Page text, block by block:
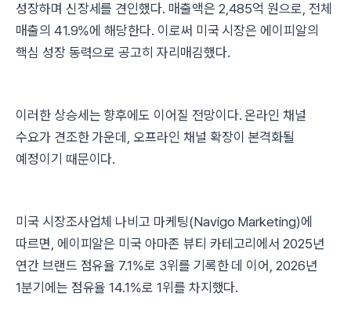
성장하며 신장세를 견인했다. 매출액은 2,485억 원으로, 전체
매출의 41.9%에 해당한다. 이로써 미국 시장은 에이피알의
핵심 성장 동력으로 공고히 자리매김했다.
이러한 상승세는 향후에도 이어질 전망이다. 온라인 채널
수요가 견조한 가운데, 오프라인 채널 확장이 본격화될
예정이기 때문이다.
미국 시장조사업체 나비고 마케팅(Navigo Marketing)에
따르면, 에이피알은 미국 아마존 뷰티 카테고리에서 2025년
연간 브랜드 점유율 7.1%로 3위를 기록한 데 이어, 2026년
1분기에는 점유율 14.1%로 1위를 차지했다.